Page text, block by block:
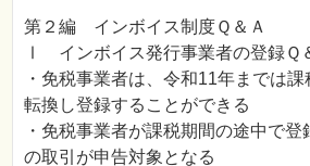
第２編 インボイス制度Ｑ＆Ａ
Ⅰ インボイス発行事業者の登録Ｑ
・免税事業者は、令和11年までは
転換し登録することができる
・免税事業者が課税期間の途中で
の取引が申告対象となる